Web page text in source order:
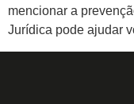
mencionar a
Jurídica pode ajudar